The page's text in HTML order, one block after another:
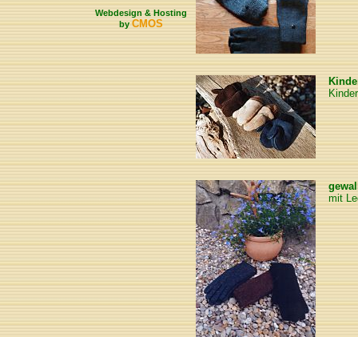
Webdesign & Hosting
byCMOS
mit